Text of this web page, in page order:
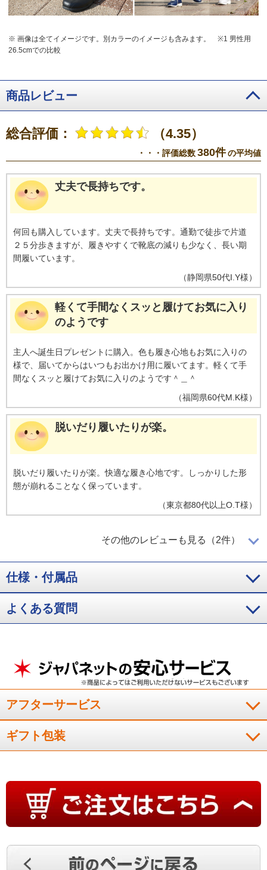
※ 画像は全てイメージです。別カラーのイメージも含みます。
※1 男性用
26.5cmでの比較
商品レビュー
総合評価： （4.35）
・・・評価総数380件の平均値
丈夫で長持ちです。
何回も購入しています。丈夫で長持ちです。通勤で徒歩で片道
２５分歩きますが、履きやすくで靴底の減りも少なく、長い期
間履いています。
（静岡県50代I.Y様）
軽くて手間なくスッと履けてお気に入り
のようです
主人へ誕生日プレゼントに購入。色も履き心地もお気に入りの
様で、届いてからはいつもお出かけ用に履いてます。軽くて手
間なくスッと履けてお気に入りのようです＾＿＾
（福岡県60代M.K様）
脱いだり履いたりが楽。
脱いだり履いたりが楽。快適な履き心地です。しっかりした形
態が崩れることなく保っています。
（東京都80代以上O.T様）
歩き易くてクッション性も良くて
革靴のように硬くなく、ゆったりと履ける靴を探していた時
に、たまたま見つけ購入してみました。歩き易くてクッション
性も良くて、大変満足しています。耐久性も良くて、ソ－ルの
（群馬県50代S.T様
幅広い靴を探していました。会社に履いていける黒い幅広靴は
貴重です。主人が気に入って履いていますもう少し幅広い靴が
「お客様の声」は実際にご購入されたお客様からのご意見を掲載しておりま
※商品により、同一シリーズをご購入された方の声を含みます。
その他のレビューも見る（2件）
仕様・付属品
よくある質問
アフターサービス
ギフト包装